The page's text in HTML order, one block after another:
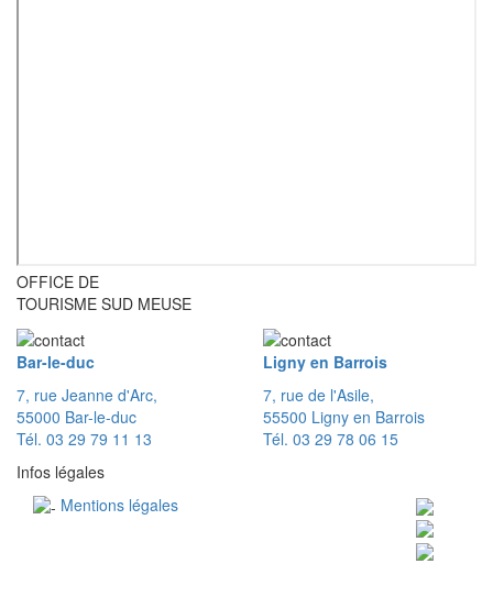
OFFICE DE
TOURISME SUD MEUSE
Bar-le-duc
7, rue Jeanne d'Arc,
55000 Bar-le-duc
Tél. 03 29 79 11 13
Ligny en Barrois
7, rue de l'Asile,
55500 Ligny en Barrois
Tél. 03 29 78 06 15
Infos légales
Mentions légales